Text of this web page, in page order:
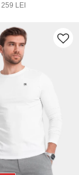
259 LEI